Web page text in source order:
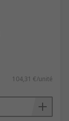
104,31 €/unité